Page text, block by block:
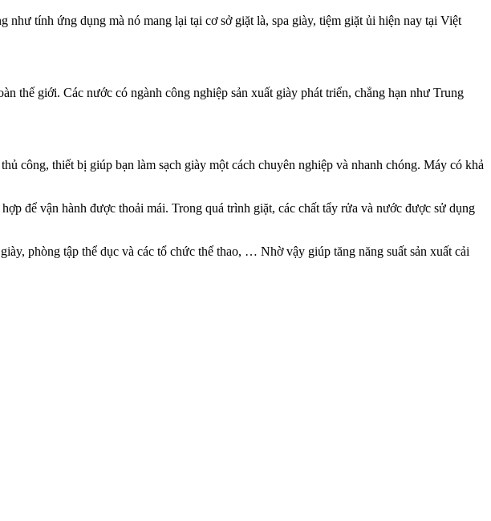
tính ứng dụng mà nó mang lại tại cơ sở giặt là, spa giày, tiệm giặt ủi hiện nay tại Việt
thế giới. Các nước có ngành công nghiệp sản xuất giày phát triển, chẳng hạn như Trung
công, thiết bị giúp bạn làm sạch giày một cách chuyên nghiệp và nhanh chóng. Máy có khả
để vận hành được thoải mái. Trong quá trình giặt, các chất tẩy rửa và nước được sử dụng
phòng tập thể dục và các tổ chức thể thao, … Nhờ vậy giúp tăng năng suất sản xuất cải